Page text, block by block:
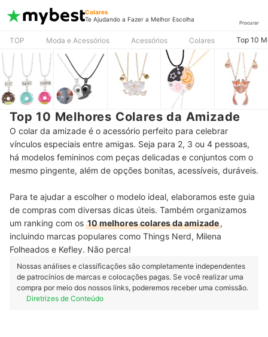
Colares
Te Ajudando a Fazer a Melhor Escolha
Procurar
TOP Moda e Acessórios Acessórios Colares Top 10
Top 10 Melhores Colares da Amizade
O colar da amizade é o acessório perfeito para celebrar
vínculos especiais entre amigas. Seja para 2, 3 ou 4 pessoas,
há modelos femininos com peças delicadas e conjuntos com o
mesmo pingente, além de opções bonitas, acessíveis, duráveis.
Para te ajudar a escolher o modelo ideal, elaboramos este guia
de compras com diversas dicas úteis. Também organizamos
um ranking com os 10 melhores colares da amizade,
incluindo marcas populares como Things Nerd, Milena
Folheados e Kefley. Não perca!
Nossas análises e classificações são completamente independentes
de patrocínios de marcas e colocações pagas. Se você realizar uma
compra por meio dos nossos links, poderemos receber uma comissão.
Diretrizes de Conteúdo